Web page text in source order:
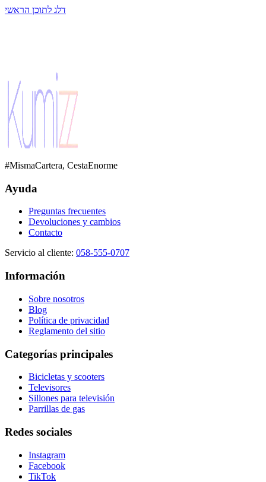
דלג לתוכן הראשי
#MismaCartera, CestaEnorme
Ayuda
Preguntas frecuentes
Devoluciones y cambios
Contacto
Servicio al cliente: 058-555-0707
Información
Sobre nosotros
Blog
Política de privacidad
Reglamento del sitio
Categorías principales
Bicicletas y scooters
Televisores
Sillones para televisión
Parrillas de gas
Redes sociales
Instagram
Facebook
TikTok